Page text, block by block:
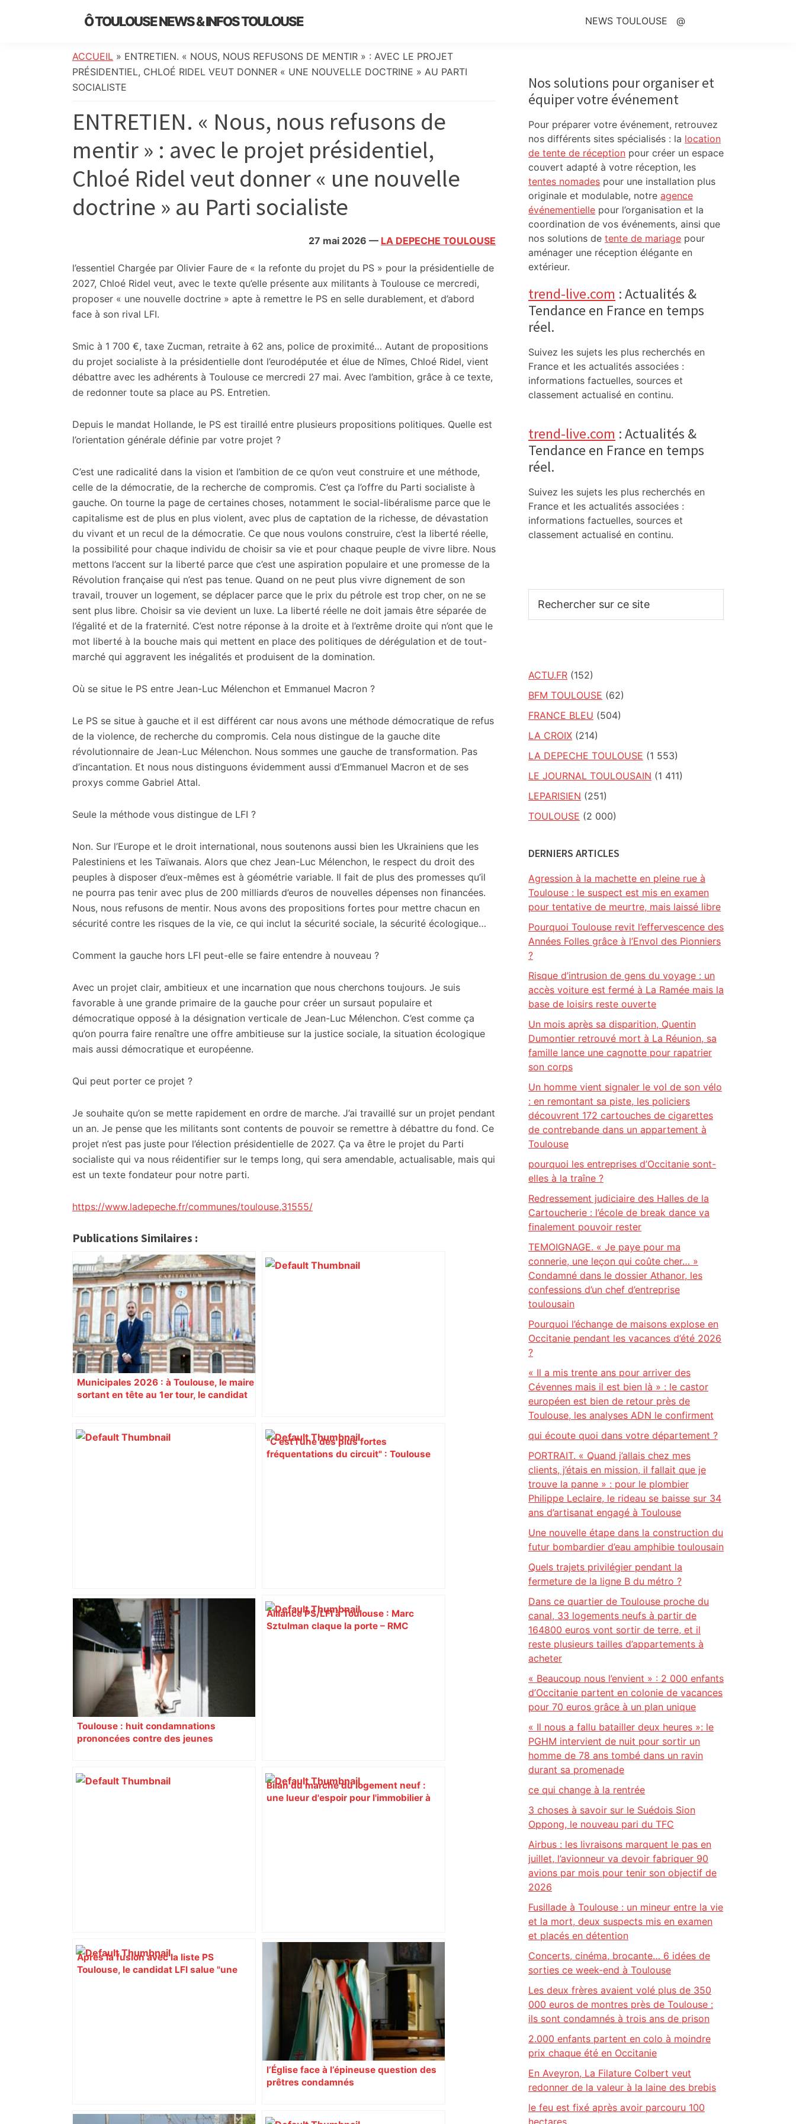
Ô TOULOUSE NEWS & INFOS TOULOUSE
de
l’actualité
toulousaine
info
locale,
société,
culture,
politique,
météo,
faits
citoyennes
NEWS TOULOUSE @
ACCUEIL » ENTRETIEN. « NOUS, NOUS REFUSONS DE MENTIR » : AVEC LE PROJET
PRÉSIDENTIEL, CHLOÉ RIDEL VEUT DONNER « UNE NOUVELLE DOCTRINE » AU PARTI
SOCIALISTE
ENTRETIEN. « Nous, nous refusons de
mentir » : avec le projet présidentiel,
Chloé Ridel veut donner « une nouvelle
doctrine » au Parti socialiste
27 mai 2026 — LA DEPECHE TOULOUSE
l’essentiel Chargée par Olivier Faure de « la refonte du projet du PS » pour la présidentielle de
2027, Chloé Ridel veut, avec le texte qu’elle présente aux militants à Toulouse ce mercredi,
proposer « une nouvelle doctrine » apte à remettre le PS en selle durablement, et d’abord
face à son rival LFI.
Smic à 1 700 €, taxe Zucman, retraite à 62 ans, police de proximité… Autant de propositions
du projet socialiste à la présidentielle dont l’eurodéputée et élue de Nîmes, Chloé Ridel, vient
débattre avec les adhérents à Toulouse ce mercredi 27 mai. Avec l’ambition, grâce à ce texte,
de redonner toute sa place au PS. Entretien.
Depuis le mandat Hollande, le PS est tiraillé entre plusieurs propositions politiques. Quelle est
l’orientation générale définie par votre projet ?
C’est une radicalité dans la vision et l’ambition de ce qu’on veut construire et une méthode,
celle de la démocratie, de la recherche de compromis. C’est ça l’offre du Parti socialiste à
gauche. On tourne la page de certaines choses, notamment le social-libéralisme parce que le
capitalisme est de plus en plus violent, avec plus de captation de la richesse, de dévastation
du vivant et un recul de la démocratie. Ce que nous voulons construire, c’est la liberté réelle,
la possibilité pour chaque individu de choisir sa vie et pour chaque peuple de vivre libre. Nous
mettons l’accent sur la liberté parce que c’est une aspiration populaire et une promesse de la
Révolution française qui n’est pas tenue. Quand on ne peut plus vivre dignement de son
travail, trouver un logement, se déplacer parce que le prix du pétrole est trop cher, on ne se
sent plus libre. Choisir sa vie devient un luxe. La liberté réelle ne doit jamais être séparée de
l’égalité et de la fraternité. C’est notre réponse à la droite et à l’extrême droite qui n’ont que le
mot liberté à la bouche mais qui mettent en place des politiques de dérégulation et de tout-
marché qui aggravent les inégalités et produisent de la domination.
Où se situe le PS entre Jean-Luc Mélenchon et Emmanuel Macron ?
Le PS se situe à gauche et il est différent car nous avons une méthode démocratique de refus
de la violence, de recherche du compromis. Cela nous distingue de la gauche dite
révolutionnaire de Jean-Luc Mélenchon. Nous sommes une gauche de transformation. Pas
d’incantation. Et nous nous distinguons évidemment aussi d’Emmanuel Macron et de ses
proxys comme Gabriel Attal.
Seule la méthode vous distingue de LFI ?
Non. Sur l’Europe et le droit international, nous soutenons aussi bien les Ukrainiens que les
Palestiniens et les Taïwanais. Alors que chez Jean-Luc Mélenchon, le respect du droit des
peuples à disposer d’eux-mêmes est à géométrie variable. Il fait de plus des promesses qu’il
ne pourra pas tenir avec plus de 200 milliards d’euros de nouvelles dépenses non financées.
Nous, nous refusons de mentir. Nous avons des propositions fortes pour mettre chacun en
sécurité contre les risques de la vie, ce qui inclut la sécurité sociale, la sécurité écologique…
Comment la gauche hors LFI peut-elle se faire entendre à nouveau ?
Avec un projet clair, ambitieux et une incarnation que nous cherchons toujours. Je suis
favorable à une grande primaire de la gauche pour créer un sursaut populaire et
démocratique opposé à la désignation verticale de Jean-Luc Mélenchon. C’est comme ça
qu’on pourra faire renaître une offre ambitieuse sur la justice sociale, la situation écologique
mais aussi démocratique et européenne.
Qui peut porter ce projet ?
Je souhaite qu’on se mette rapidement en ordre de marche. J’ai travaillé sur un projet pendant
un an. Je pense que les militants sont contents de pouvoir se remettre à débattre du fond. Ce
projet n’est pas juste pour l’élection présidentielle de 2027. Ça va être le projet du Parti
socialiste qui va nous réidentifier sur le temps long, qui sera amendable, actualisable, mais qui
est un texte fondateur pour notre parti.
https://www.ladepeche.fr/communes/toulouse,31555/
Publications Similaires :
Municipales 2026 : à Toulouse, le maire
sortant en tête au 1er tour, le candidat
"C’est l’une des plus fortes
fréquentations du circuit" : Toulouse
« Rien d'inquiétant » pour Guillaume
Restes, le gardien de Toulouse, après
sa sortie à Metz – L'Équipe
Alliance PS/LFI à Toulouse : Marc
Sztulman claque la porte – RMC
Toulouse : huit condamnations
prononcées contre des jeunes
Bilan du marché du logement neuf :
une lueur d'espoir pour l'immobilier à
Après la fusion avec la liste PS
Toulouse, le candidat LFI salue "une
ENTRETIEN. Municipales 2026 à
Toulouse : sous le feu des critiques,
Briançon assume son alliance avec
Piquemal, "ce n’est pas un accord de
postes" – ladepeche.fr
l’Église face à l’épineuse question des
prêtres condamnés
Sidebar
Nos solutions pour organiser et
équiper votre événement
Pour préparer votre événement, retrouvez
nos différents sites spécialisés : la location
de tente de réception pour créer un espace
couvert adapté à votre réception, les
tentes nomades pour une installation plus
originale et modulable, notre agence
événementielle pour l’organisation et la
coordination de vos événements, ainsi que
nos solutions de tente de mariage pour
aménager une réception élégante en
extérieur.
trend-live.com : Actualités &
Tendance en France en temps
réel.
Suivez les sujets les plus recherchés en
France et les actualités associées :
informations factuelles, sources et
classement actualisé en continu.
trend-live.com : Actualités &
Tendance en France en temps
réel.
Suivez les sujets les plus recherchés en
France et les actualités associées :
informations factuelles, sources et
classement actualisé en continu.
sur
ACTU.FR (152)
BFM TOULOUSE (62)
FRANCE BLEU (504)
LA CROIX (214)
LA DEPECHE TOULOUSE (1 553)
LE JOURNAL TOULOUSAIN (1 411)
LEPARISIEN (251)
TOULOUSE (2 000)
DERNIERS ARTICLES
Agression à la machette en pleine rue à
Toulouse : le suspect est mis en examen
pour tentative de meurtre, mais laissé libre
Pourquoi Toulouse revit l’effervescence des
Années Folles grâce à l’Envol des Pionniers
?
Risque d’intrusion de gens du voyage : un
accès voiture est fermé à La Ramée mais la
base de loisirs reste ouverte
Un mois après sa disparition, Quentin
Dumontier retrouvé mort à La Réunion, sa
famille lance une cagnotte pour rapatrier
son corps
Un homme vient signaler le vol de son vélo
: en remontant sa piste, les policiers
découvrent 172 cartouches de cigarettes
de contrebande dans un appartement à
Toulouse
pourquoi les entreprises d’Occitanie sont-
elles à la traîne ?
Redressement judiciaire des Halles de la
Cartoucherie : l’école de break dance va
finalement pouvoir rester
TEMOIGNAGE. « Je paye pour ma
connerie, une leçon qui coûte cher… »
Condamné dans le dossier Athanor, les
confessions d’un chef d’entreprise
toulousain
Pourquoi l’échange de maisons explose en
Occitanie pendant les vacances d’été 2026
?
« Il a mis trente ans pour arriver des
Cévennes mais il est bien là » : le castor
européen est bien de retour près de
Toulouse, les analyses ADN le confirment
qui écoute quoi dans votre département ?
PORTRAIT. « Quand j’allais chez mes
clients, j’étais en mission, il fallait que je
trouve la panne » : pour le plombier
Philippe Leclaire, le rideau se baisse sur 34
ans d’artisanat engagé à Toulouse
Une nouvelle étape dans la construction du
futur bombardier d’eau amphibie toulousain
Quels trajets privilégier pendant la
fermeture de la ligne B du métro ?
Dans ce quartier de Toulouse proche du
canal, 33 logements neufs à partir de
164800 euros vont sortir de terre, et il
reste plusieurs tailles d’appartements à
acheter
« Beaucoup nous l’envient » : 2 000 enfants
d’Occitanie partent en colonie de vacances
pour 70 euros grâce à un plan unique
« Il nous a fallu batailler deux heures »: le
PGHM intervient de nuit pour sortir un
homme de 78 ans tombé dans un ravin
durant sa promenade
ce qui change à la rentrée
3 choses à savoir sur le Suédois Sion
Oppong, le nouveau pari du TFC
Airbus : les livraisons marquent le pas en
juillet, l’avionneur va devoir fabriquer 90
avions par mois pour tenir son objectif de
2026
Fusillade à Toulouse : un mineur entre la vie
et la mort, deux suspects mis en examen
et placés en détention
Concerts, cinéma, brocante… 6 idées de
sorties ce week-end à Toulouse
Les deux frères avaient volé plus de 350
000 euros de montres près de Toulouse :
ils sont condamnés à trois ans de prison
2.000 enfants partent en colo à moindre
prix chaque été en Occitanie
En Aveyron, La Filature Colbert veut
redonner de la valeur à la laine des brebis
le feu est fixé après avoir parcouru 100
hectares